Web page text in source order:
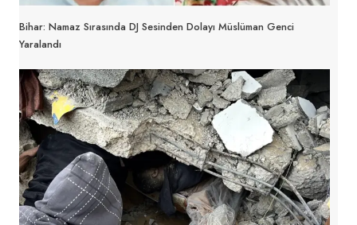
Bihar: Namaz Sırasında DJ Sesinden Dolayı Müslüman Genci
Yaralandı